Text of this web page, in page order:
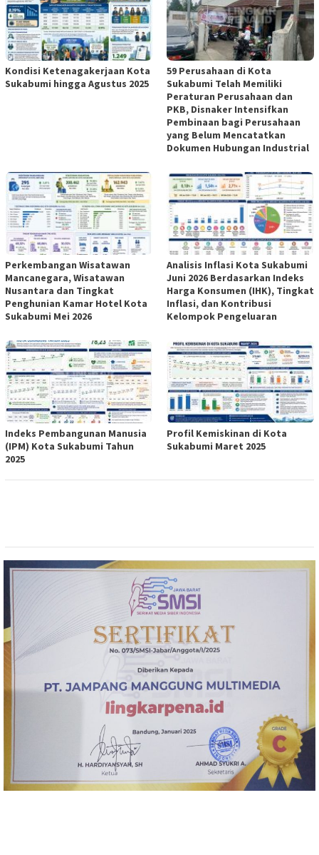
Kondisi Ketenagakerjaan Kota
Sukabumi hingga Agustus 2025
59 Perusahaan di Kota
Sukabumi Telah Memiliki
Peraturan Perusahaan dan
PKB, Disnaker Intensifkan
Pembinaan bagi Perusahaan
yang Belum Mencatatkan
Dokumen Hubungan Industrial
Perkembangan Wisatawan
Mancanegara, Wisatawan
Nusantara dan Tingkat
Penghunian Kamar Hotel Kota
Sukabumi Mei 2026
Analisis Inflasi Kota Sukabumi
Juni 2026 Berdasarkan Indeks
Harga Konsumen (IHK), Tingkat
Inflasi, dan Kontribusi
Kelompok Pengeluaran
Indeks Pembangunan Manusia
(IPM) Kota Sukabumi Tahun
2025
Profil Kemiskinan di Kota
Sukabumi Maret 2025